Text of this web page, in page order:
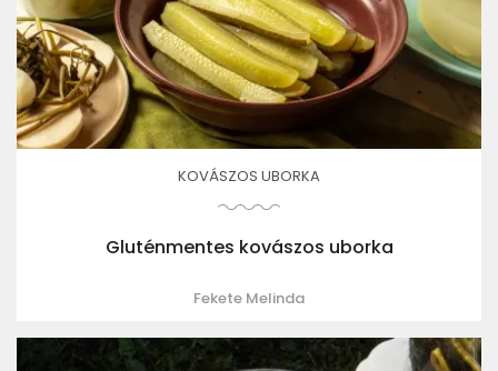
KOVÁSZOS UBORKA
Gluténmentes kovászos uborka
Fekete Melinda